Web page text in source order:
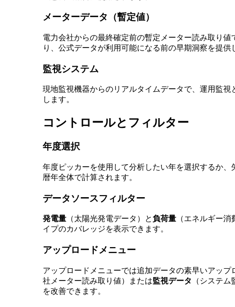
メーターデータ（暫定値）
電力会社からの最終確定前の暫定メーター読み取り
り、公式データが利用可能になる前の早期洞察を提供
監視システム
現地監視機器からのリアルタイムデータで、運用監
します。
コントロールとフィルター
年度選択
年度ピッカーを使用して分析したい年を選択するか
暦年全体で計算されます。
データソースフィルター
発電量 （太陽光発電データ）と負荷量 （エネルギー
イプのカバレッジを表示できます。
アップロードメニュー
アップロードメニューでは追加データの素早いアップ
社メーター読み取り値）または監視データ
（システ
を改善できます。